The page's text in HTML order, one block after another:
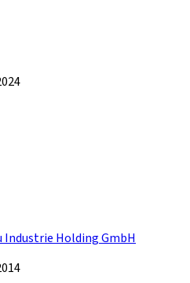
Industrie Holding GmbH